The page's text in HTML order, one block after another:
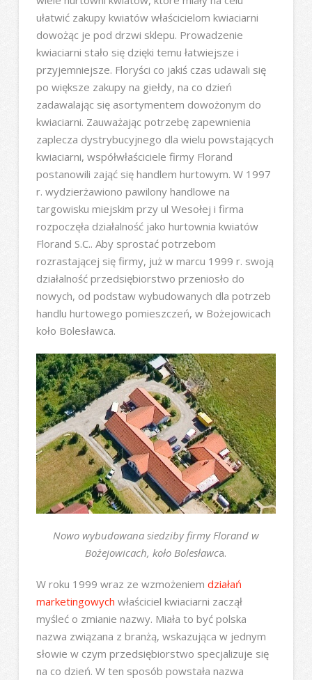
ułatwić zakupy kwiatów właścicielom kwiaciarni
dowożąc je pod drzwi sklepu. Prowadzenie
kwiaciarni stało się dzięki temu łatwiejsze i
przyjemniejsze. Floryści co jakiś czas udawali się
po większe zakupy na giełdy, na co dzień
zadawalając się asortymentem dowożonym do
kwiaciarni. Zauważając potrzebę zapewnienia
zaplecza dystrybucyjnego dla wielu powstających
kwiaciarni, współwłaściciele firmy Florand
postanowili zająć się handlem hurtowym. W 1997
r. wydzierżawiono pawilony handlowe na
targowisku miejskim przy ul Wesołej i firma
rozpoczęła działalność jako hurtownia kwiatów
Florand S.C.. Aby sprostać potrzebom
rozrastającej się firmy, już w marcu 1999 r. swoją
działalność przedsiębiorstwo przeniosło do
nowych, od podstaw wybudowanych dla potrzeb
handlu hurtowego pomieszczeń, w Bożejowicach
koło Bolesławca.
Nowo wybudowana siedziby firmy Florand w
Bożejowicach, koło Bolesławca.
W roku 1999 wraz ze wzmożeniem działań
marketingowych właściciel kwiaciarni zaczął
myśleć o zmianie nazwy. Miała to być polska
nazwa związana z branżą, wskazująca w jednym
słowie w czym przedsiębiorstwo specjalizuje się
na co dzień. W ten sposób powstała nazwa